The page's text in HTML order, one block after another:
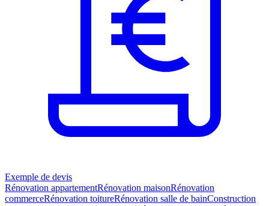
Exemple de devis
Rénovation appartementRénovation maisonRénovation
commerceRénovation toitureRénovation salle de bainConstruction